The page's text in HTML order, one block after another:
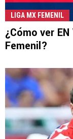
LIGA MX FEMENIL
¿Cómo ver
Femenil?